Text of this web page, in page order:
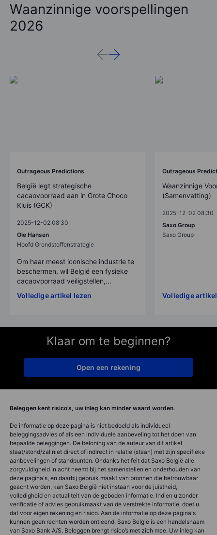
Waanzinnige voorspellingen
2026
Outrageous Predictions
België legt strategische
cacaovoorraad aan in Grote Choco
Kluis (GCK)
2025-12-02 08:30
Ole Hansen
Hoofd Grondstoffenstrategie
Om haar meest iconische industrie te
beschermen, wil België een fysieke
cacaovoorraad veiligstellen,...
Volledige artikel lezen
Outrageous
Waanzinnige
(Samenvatting)
2025-12-02 08:30
Saxo Group
Saxo Group
Volledige
Klaar om te beginnen?
Open een rekening
Beleggen kent risico’s, uw inleg kan minder waard worden.
De informatie op deze pagina is niet bedoeld als individueel
beleggingsadvies of als een individuele aanbeveling tot het doen van
bepaalde beleggingen. De beloning van de auteur van dit artikel
staat/stond/zal niet direct of indirect in relatie (staan) met zijn specifieke
aanbevelingen of standpunten. Ondanks het feit dat Saxo België alle
zorgvuldigheid in acht neemt bij het samenstellen en onderhouden van
deze pagina's, en daarbij gebruik maakt van bronnen die betrouwbaar
geacht worden, kan Saxo België niet instaan voor de juistheid,
volledigheid en actualiteit van de geboden informatie. Indien u zonder
verificatie of advies gebruikmaakt van de verstrekte informatie, doet u
dat voor eigen rekening en risico. Aan de informatie op deze pagina's
kunnen geen rechten worden ontleend. Saxo België is een handelsnaam
van Saxo Bank A/S. Beleggen brengt risico’s met zich mee. Uw inleg kan